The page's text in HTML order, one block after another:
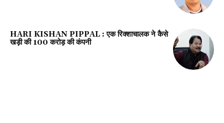
HARI KISHAN PIPPAL : एक रिक्शाचालक ने कैसे
खड़ी की 100 करोड़ की कंपनी